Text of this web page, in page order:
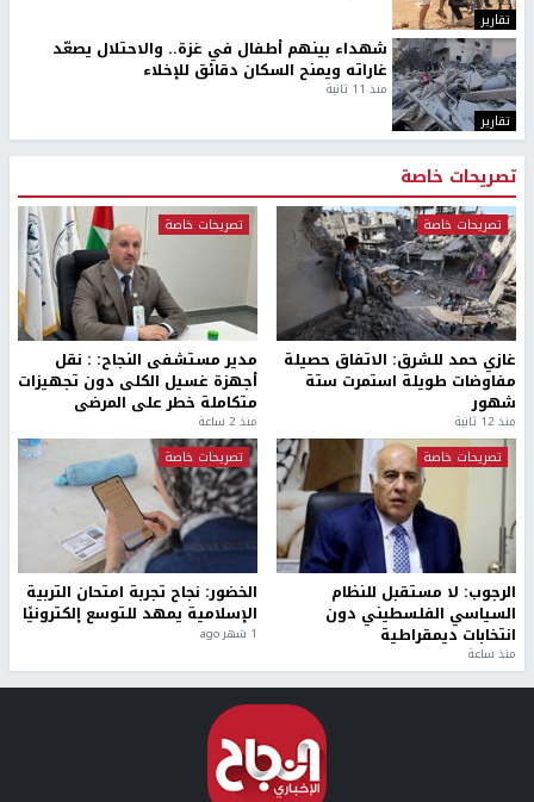
تقارير
تقارير
شهداء بينهم أطفال في غزة.. والاحتلال يصعّد
غاراته ويمنح السكان دقائق للإخلاء
منذ 11 ثانية
تصريحات خاصة
تصريحات خاصة
غازي حمد للشرق: الاتفاق حصيلة
مفاوضات طويلة استمرت ستة
شهور
منذ 12 ثانية
تصريحات خاصة
مدير مستشفى النجاح: : نقل
أجهزة غسيل الكلى دون تجهيزات
متكاملة خطر على المرضى
منذ 2 ساعة
تصريحات خاصة
الرجوب: لا مستقبل للنظام
السياسي الفلسطيني دون
انتخابات ديمقراطية
منذ ساعة
تصريحات خاصة
الخضور: نجاح تجربة امتحان التربية
الإسلامية يمهد للتوسع إلكترونيًا
1 شهر ago